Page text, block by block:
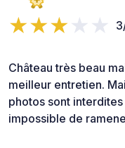
Château très beau
meilleur entretien.
photos sont
impossible de